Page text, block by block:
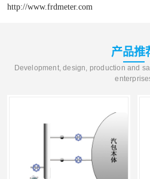
http://www.frdmeter.com
产品推
Development, design, production and